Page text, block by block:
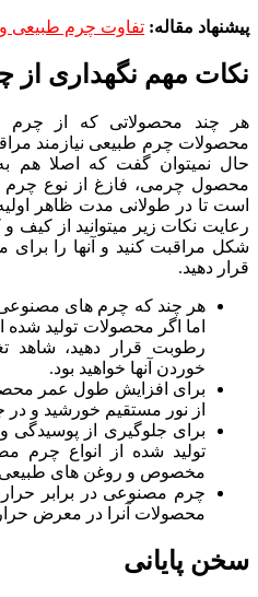
پیشنهاد مقاله: تفاوت چرم طبیعی
نکات مهم نگهداری
هر چند محصولاتی که از چرم
محصولات چرم طبیعی نیازمند
حال نمیتوان گفت که اصلا هم
محصول چرمی، فازغ از نوع چرم
است تا در طولانی مدت ظاهر
رعایت نکات زیر میتوانید از
شکل مراقبت کنید و آنها را برای
قرار دهید.
هر چند که چرم های مصنوعی
اما اگر محصولات تولید
رطوبت قرار دهید،
خوردن آنها خواهید بود.
برای افزایش طول عمر
از نور مستقیم خورشید و
برای جلوگیری از
تولید شده از انواع چرم
مخصوص و روغن های طبیعی
چرم مصنوعی در برابر
محصولات آنرا در معرض
سخن پایانی